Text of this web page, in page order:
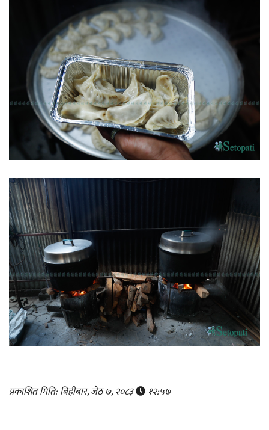
प्रकाशित मिति: बिहीबार, जेठ ७, २०८३ १२:५७